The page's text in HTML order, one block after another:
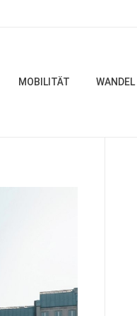
MOBILITÄT WANDEL